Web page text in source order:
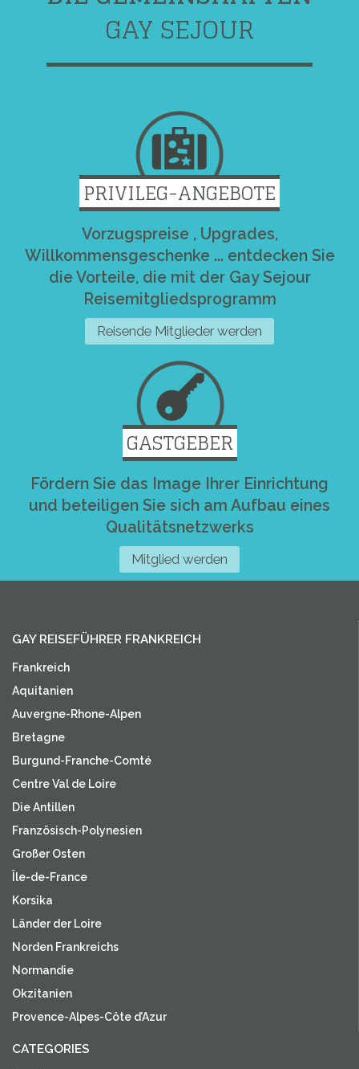
GAY SEJOUR
PRIVILEG-ANGEBOTE
Vorzugspreise , Upgrades,
Willkommensgeschenke ... entdecken Sie
die Vorteile, die mit der Gay Sejour
Reisemitgliedsprogramm
Reisende Mitglieder werden
GASTGEBER
Fördern Sie das Image Ihrer Einrichtung
und beteiligen Sie sich am Aufbau eines
Qualitätsnetzwerks
Mitglied werden
GAY REISEFÜHRER FRANKREICH
Frankreich
Aquitanien
Auvergne-Rhone-Alpen
Bretagne
Burgund-Franche-Comté
Centre Val de Loire
Die Antillen
Französisch-Polynesien
Großer Osten
Île-de-France
Korsika
Länder der Loire
Norden Frankreichs
Normandie
Okzitanien
Provence-Alpes-Côte d’Azur
CATEGORIES